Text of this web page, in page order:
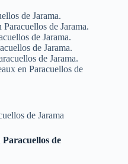
de Jarama.
de Jarama.
de Jarama.
de Jarama.
de Jarama.
en Paracuellos de
de